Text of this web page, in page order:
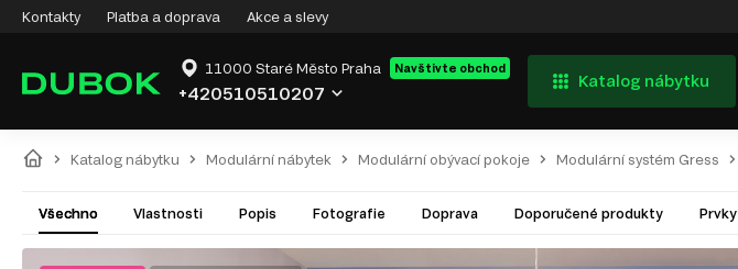
Kontakty Platba a doprava Akce a slevy
11000 Staré Město Praha Navštivte obchod
+420510510207
Katalog nábytku
Katalog nábytku Modulární nábytek Modulární obývací pokoje Modulární systém Gress
Všechno Vlastnosti Popis Fotografie Doprava Doporučené produkty Prvky